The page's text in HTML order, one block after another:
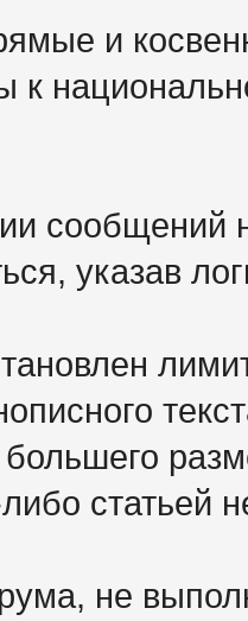
и
к
сообщений
указав
большего
статьей
не